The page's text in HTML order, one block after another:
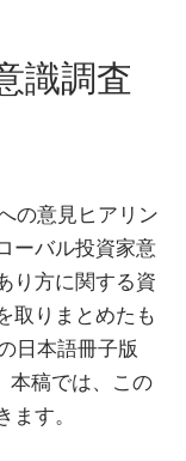
識調査
の意見ヒアリン
ーバル投資家意
り方に関する資
取りまとめたも
日本語冊子版
本稿では、この
す。